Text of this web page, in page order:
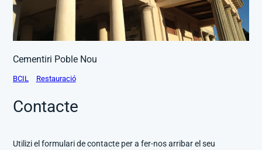
Cementiri Poble Nou
BCIL Restauració
Contacte
Utilizi el formulari de contacte per a fer-nos arribar el seu